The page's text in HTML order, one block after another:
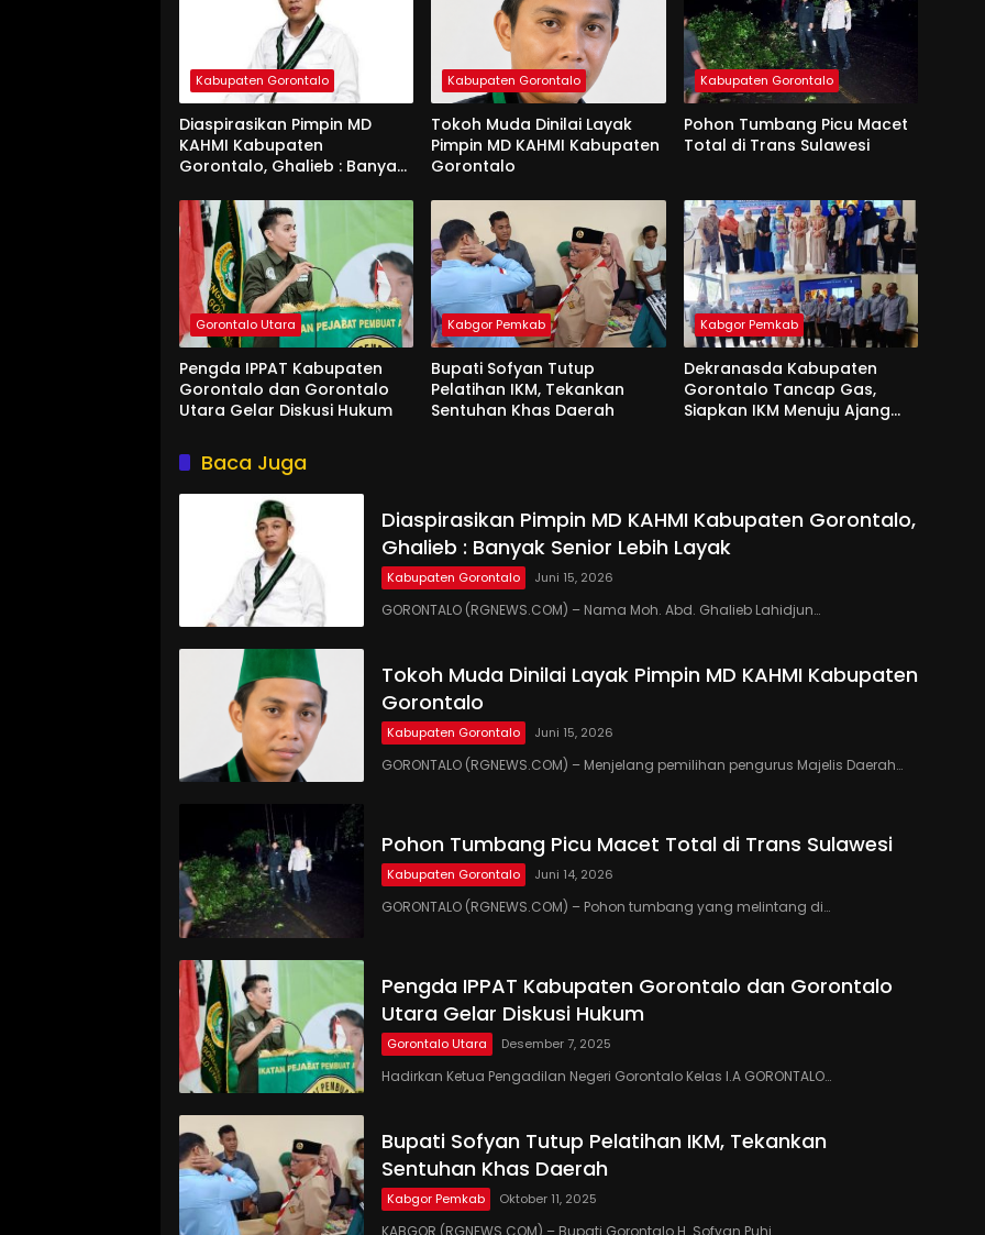
Kabupaten Gorontalo
Diaspirasikan Pimpin MD
KAHMI Kabupaten
Gorontalo, Ghalieb : Banyak
Kabupaten Gorontalo
Tokoh Muda Dinilai Layak
Pimpin MD KAHMI Kabupaten
Gorontalo
Kabupaten Gorontalo
Pohon Tumbang Picu Macet
Total di Trans Sulawesi
Gorontalo Utara
Pengda IPPAT Kabupaten
Gorontalo dan Gorontalo
Utara Gelar Diskusi Hukum
Kabgor Pemkab
Bupati Sofyan Tutup
Pelatihan IKM, Tekankan
Sentuhan Khas Daerah
Kabgor Pemkab
Dekranasda Kabupaten
Gorontalo Tancap Gas,
Siapkan IKM Menuju Ajang
Baca Juga
Diaspirasikan Pimpin MD KAHMI Kabupaten Gorontalo,
Ghalieb : Banyak Senior Lebih Layak
Kabupaten Gorontalo Juni 15, 2026
GORONTALO (RGNEWS.COM) – Nama Moh. Abd. Ghalieb Lahidjun…
Tokoh Muda Dinilai Layak Pimpin MD KAHMI Kabupaten
Gorontalo
Kabupaten Gorontalo Juni 15, 2026
GORONTALO (RGNEWS.COM) – Menjelang pemilihan pengurus Majelis Daerah…
Pohon Tumbang Picu Macet Total di Trans Sulawesi
Kabupaten Gorontalo Juni 14, 2026
GORONTALO (RGNEWS.COM) – Pohon tumbang yang melintang di…
Pengda IPPAT Kabupaten Gorontalo dan Gorontalo
Utara Gelar Diskusi Hukum
Gorontalo Utara Desember 7, 2025
Hadirkan Ketua Pengadilan Negeri Gorontalo Kelas I.A GORONTALO…
Bupati Sofyan Tutup Pelatihan IKM, Tekankan
Sentuhan Khas Daerah
Kabgor Pemkab Oktober 11, 2025